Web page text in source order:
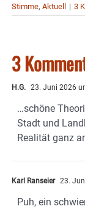
Stimme, Aktuell | 3
3
H.G. 23. Juni 2026
…schöne
Stadt und
Realität ganz
Karl Ranseier 23.
Puh, ein